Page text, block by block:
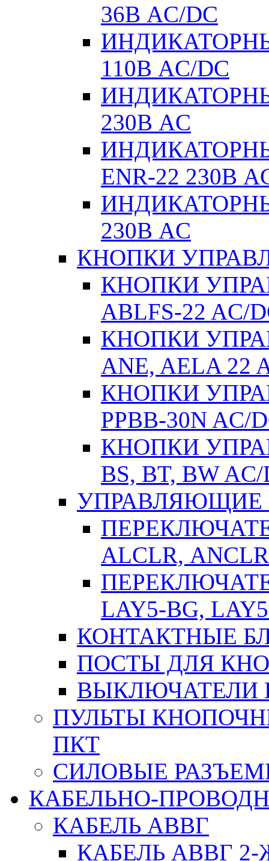
36В AC/DC
110В AC/DC
230В AC
ENR-22 230В
230В AC
КНОПКИ
КНОПКИ
ABLFS-22 AC/
КНОПКИ
ANE, AELA 22
КНОПКИ
РPВВ-30N AC/
КНОПКИ
BS, BT, BW AC/
УПРАВЛЯЮЩИЕ
АLСLR, АNСLR
LAY5-BG,
КОНТАКТНЫЕ
ПОСТЫ ДЛЯ
ВЫКЛЮЧАТЕЛИ
ПУЛЬТЫ
ПКТ
СИЛОВЫЕ
КАБЕЛЬНО-
КАБЕЛЬ АВВГ
КАБЕЛЬ АВВГ